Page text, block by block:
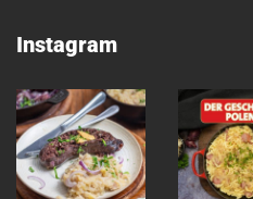
Instagram